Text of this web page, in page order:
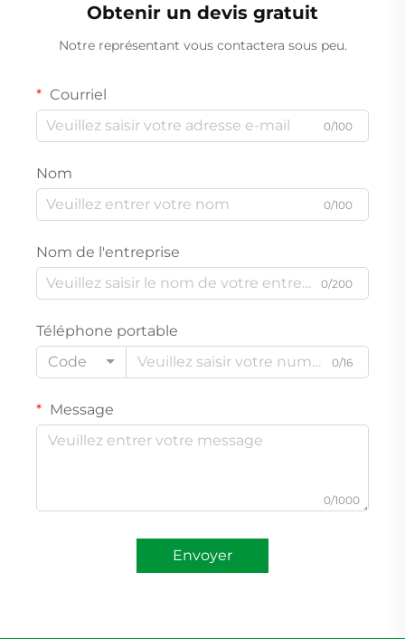
Obtenir un devis gratuit
Notre représentant vous contactera sous peu.
Courriel
0/100
Nom
0/100
Nom de l'entreprise
0/200
Téléphone portable
Code
0/16
Message
0/1000
Envoyer